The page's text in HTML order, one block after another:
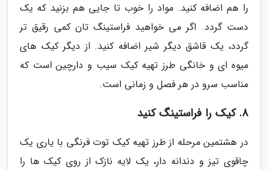
را هم اضافه کنید. مواد را خوب تا جایی هم بزنید که یک
دست گردد. اگر می خواهید فراستینگ تان کمی رقیق تر
گردد، یک قاشق دیگر شیر اضافه کنید. از دیگر کیک های
میوه ای و خانگی طرز تهیه کیک سیب و دارچین است که
مناسب سرو در هر فصل و زمانی است.
8. کیک را فراستینگ کنید
در هشتمین مرحله از طرز تهیه کیک توت فرنگی با یاری یک
چاقوی تیز و دندانه دار، یک لایه نازک از روی کیک ها را